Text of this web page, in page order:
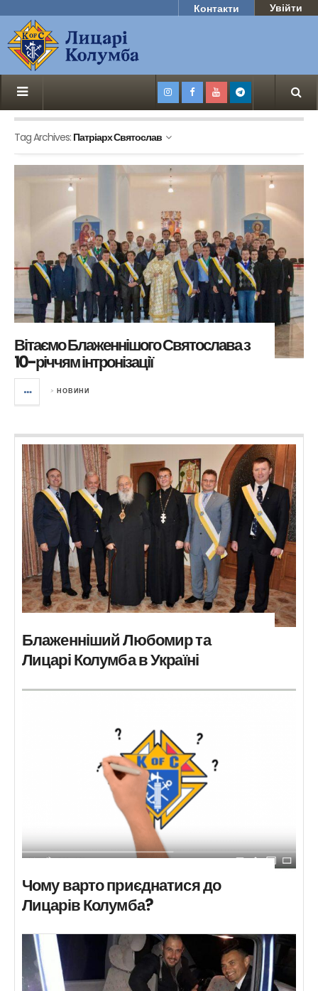
Контакти Увійти
Tag Archives: Патріарх Святослав
Вітаємо Блаженнішого Святослава з
10-річчям інтронізації
> НОВИНИ
Блаженніший Любомир та
Лицарі Колумба в Україні
Чому варто приєднатися до
Лицарів Колумба?